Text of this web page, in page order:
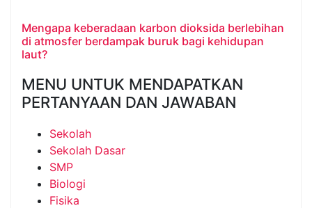
Mengapa keberadaan karbon dioksida berlebihan
di atmosfer berdampak buruk bagi kehidupan
laut?
MENU UNTUK MENDAPATKAN
PERTANYAAN DAN JAWABAN
Sekolah
Sekolah Dasar
SMP
Biologi
Fisika